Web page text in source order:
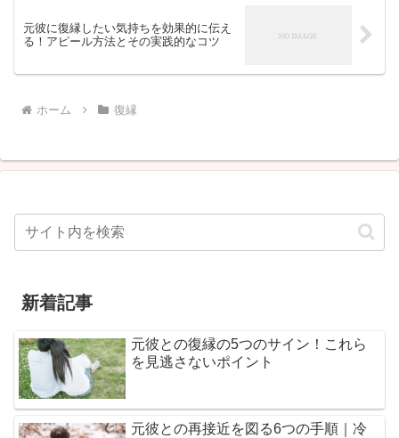
元彼に復縁したい気持ちを効果的に伝え
る！アピール方法とその実践的なコツ
ホーム 復縁
新着記事
元彼との復縁の5つのサイン！これら
を見逃さないポイント
元彼との再接近を図る6つの手順｜冷